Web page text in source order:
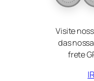
Visite
das
frete